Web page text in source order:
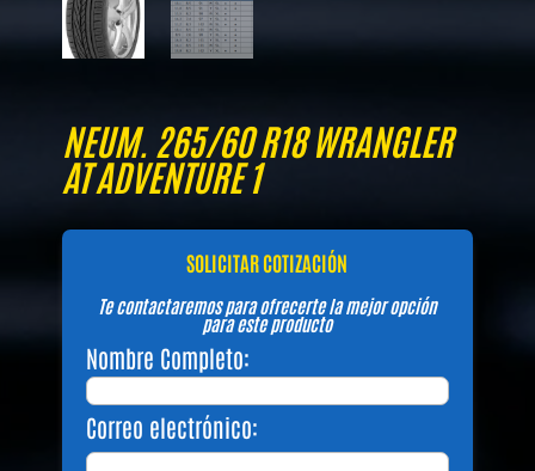
NEUM. 265/60 R18 WRANGLER
AT ADVENTURE 1
SOLICITAR COTIZACIÓN
Te contactaremos para ofrecerte la mejor opción
para este producto
Nombre Completo:
Correo electrónico: